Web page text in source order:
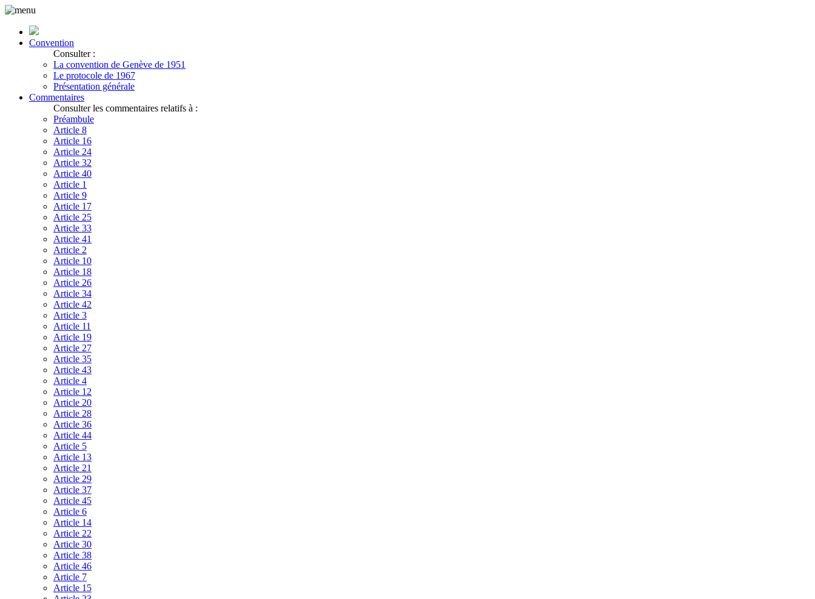
Convention
Consulter :
La convention de Genève de 1951
Le protocole de 1967
Présentation générale
Commentaires
Consulter les commentaires relatifs à :
Préambule
Article 8
Article 16
Article 24
Article 32
Article 40
Article 1
Article 9
Article 17
Article 25
Article 33
Article 41
Article 2
Article 10
Article 18
Article 26
Article 34
Article 42
Article 3
Article 11
Article 19
Article 27
Article 35
Article 43
Article 4
Article 12
Article 20
Article 28
Article 36
Article 44
Article 5
Article 13
Article 21
Article 29
Article 37
Article 45
Article 6
Article 14
Article 22
Article 30
Article 38
Article 46
Article 7
Article 15